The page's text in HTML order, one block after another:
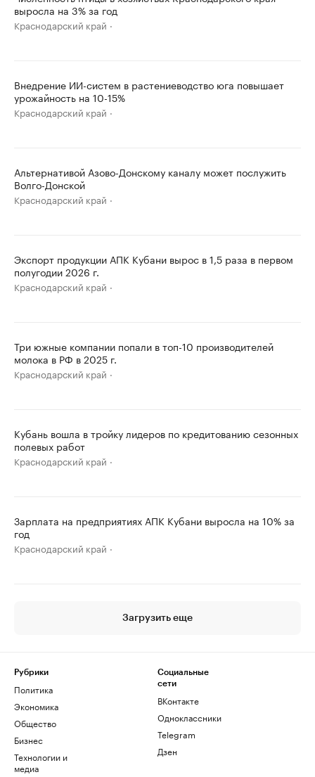
выросла на 3% за год
Краснодарский край
Внедрение ИИ-систем в растениеводство юга повышает
урожайность на 10-15%
Краснодарский край
Альтернативой Азово-Донскому каналу может послужить
Волго-Донской
Краснодарский край
Экспорт продукции АПК Кубани вырос в 1,5 раза в первом
полугодии 2026 г.
Краснодарский край
Три южные компании попали в топ-10 производителей
молока в РФ в 2025 г.
Краснодарский край
Кубань вошла в тройку лидеров по кредитованию сезонных
полевых работ
Краснодарский край
Зарплата на предприятиях АПК Кубани выросла на 10% за
год
Краснодарский край
Загрузить еще
Рубрики
Политика
Экономика
Общество
Бизнес
Технологии и
медиа
Социальные
сети
ВКонтакте
Одноклассники
Telegram
Дзен